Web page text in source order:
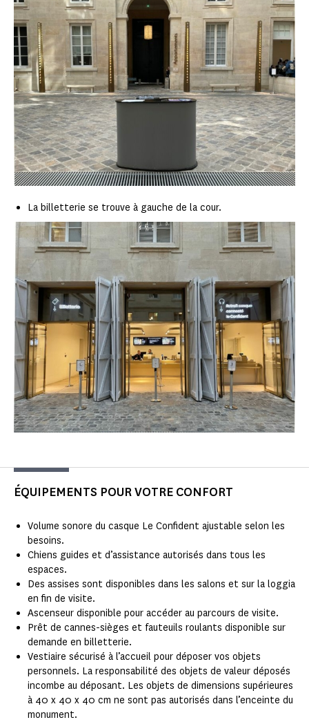
La billetterie se trouve à gauche de la cour.
ÉQUIPEMENTS POUR VOTRE CONFORT
Volume sonore du casque Le Confident ajustable selon les
besoins.
Chiens guides et d’assistance autorisés dans tous les
espaces.
Des assises sont disponibles dans les salons et sur la loggia
en fin de visite.
Ascenseur disponible pour accéder au parcours de visite.
Prêt de cannes-sièges et fauteuils roulants disponible sur
demande en billetterie.
Vestiaire sécurisé à l’accueil pour déposer vos objets
personnels. La responsabilité des objets de valeur déposés
incombe au déposant. Les objets de dimensions supérieures
à 40 x 40 x 40 cm ne sont pas autorisés dans l’enceinte du
monument.